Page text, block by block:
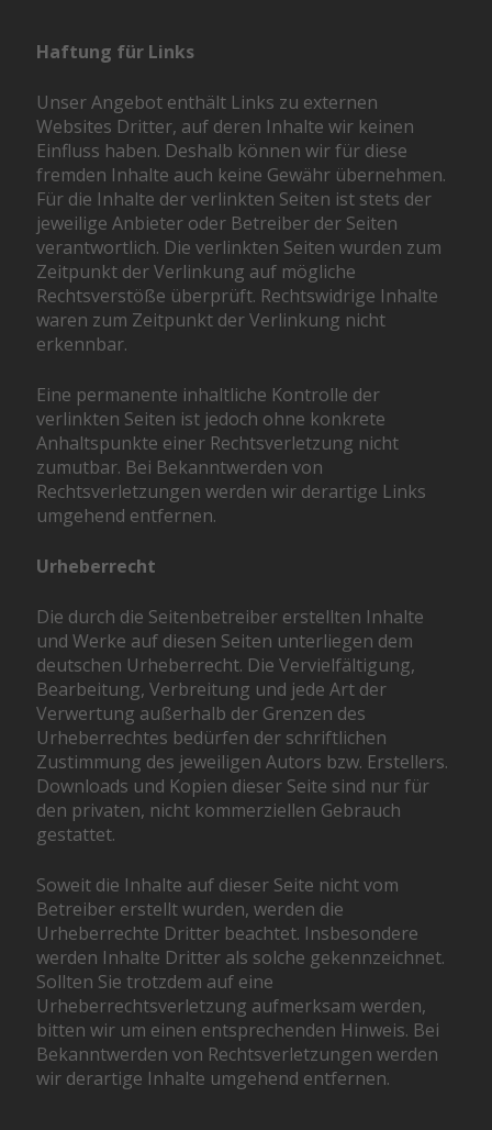
Haftung für Links
Unser Angebot enthält Links zu externen
Websites Dritter, auf deren Inhalte wir keinen
Einfluss haben. Deshalb können wir für diese
fremden Inhalte auch keine Gewähr übernehmen.
Für die Inhalte der verlinkten Seiten ist stets der
jeweilige Anbieter oder Betreiber der Seiten
verantwortlich. Die verlinkten Seiten wurden zum
Zeitpunkt der Verlinkung auf mögliche
Rechtsverstöße überprüft. Rechtswidrige Inhalte
waren zum Zeitpunkt der Verlinkung nicht
erkennbar.
Eine permanente inhaltliche Kontrolle der
verlinkten Seiten ist jedoch ohne konkrete
Anhaltspunkte einer Rechtsverletzung nicht
zumutbar. Bei Bekanntwerden von
Rechtsverletzungen werden wir derartige Links
umgehend entfernen.
Urheberrecht
Die durch die Seitenbetreiber erstellten Inhalte
und Werke auf diesen Seiten unterliegen dem
deutschen Urheberrecht. Die Vervielfältigung,
Bearbeitung, Verbreitung und jede Art der
Verwertung außerhalb der Grenzen des
Urheberrechtes bedürfen der schriftlichen
Zustimmung des jeweiligen Autors bzw. Erstellers.
Downloads und Kopien dieser Seite sind nur für
den privaten, nicht kommerziellen Gebrauch
gestattet.
Soweit die Inhalte auf dieser Seite nicht vom
Betreiber erstellt wurden, werden die
Urheberrechte Dritter beachtet. Insbesondere
werden Inhalte Dritter als solche gekennzeichnet.
Sollten Sie trotzdem auf eine
Urheberrechtsverletzung aufmerksam werden,
bitten wir um einen entsprechenden Hinweis. Bei
Bekanntwerden von Rechtsverletzungen werden
wir derartige Inhalte umgehend entfernen.